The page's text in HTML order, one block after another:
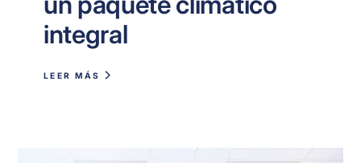
integral
LEER MÁS